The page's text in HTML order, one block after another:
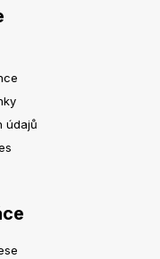
údajů